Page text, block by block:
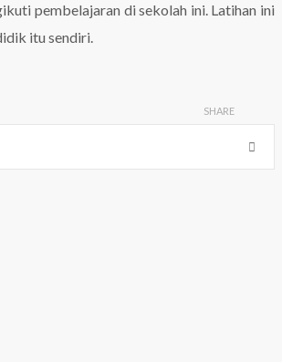
pembelajaran di sekolah ini. Latihan ini
itu sendiri.
SHARE